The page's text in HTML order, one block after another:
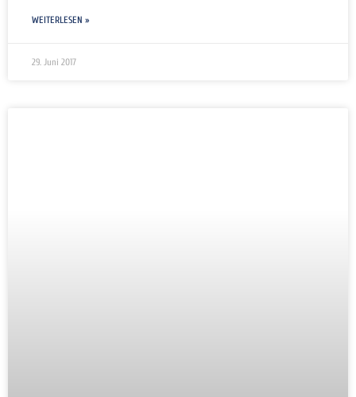
WEITERLESEN »
29. Juni 2017